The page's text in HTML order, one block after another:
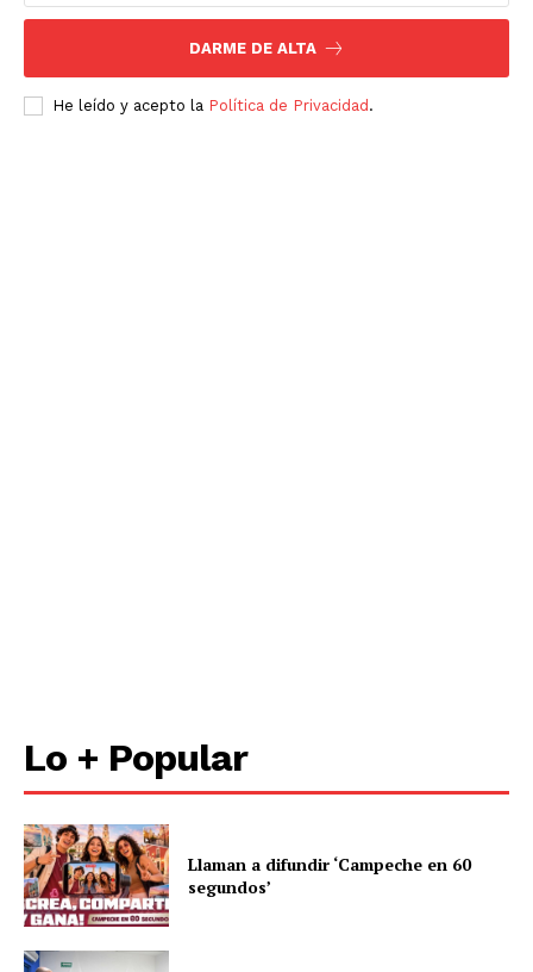
DARME DE ALTA
He leído y acepto la Política de Privacidad .
Lo + Popular
Llaman a difundir ‘Campeche en 60
segundos’